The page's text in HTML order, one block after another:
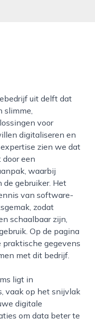
slimme,
voor
digitaliseren en
zien we dat
een
waarbij
gebruiker. Het
van software-
zodat
schaalbaar zijn,
Op de pagina
praktische gegevens
met dit bedrijf.
vaak op het snijvlak
digitale
om data beter te